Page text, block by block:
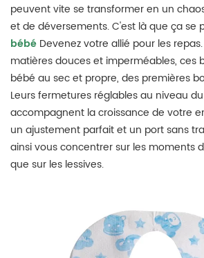
peuvent vite se transformer en un
et de déversements. C'est là que ça se
bébé Devenez votre allié pour les
matières douces et imperméables, ces
bébé au sec et propre, des premières
Leurs fermetures réglables au niveau
accompagnent la croissance de votre
un ajustement parfait et un port sans
ainsi vous concentrer sur les moments
que sur les lessives.